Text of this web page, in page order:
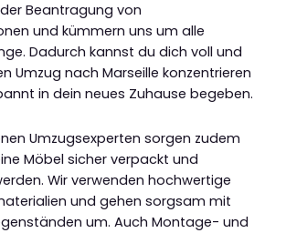
Beantragung von
und kümmern uns um alle
Dadurch kannst du dich voll und
Umzug nach Marseille konzentrieren
in dein neues Zuhause begeben.
Umzugsexperten sorgen zudem
Möbel sicher verpackt und
Wir verwenden hochwertige
und gehen sorgsam mit
um. Auch Montage- und